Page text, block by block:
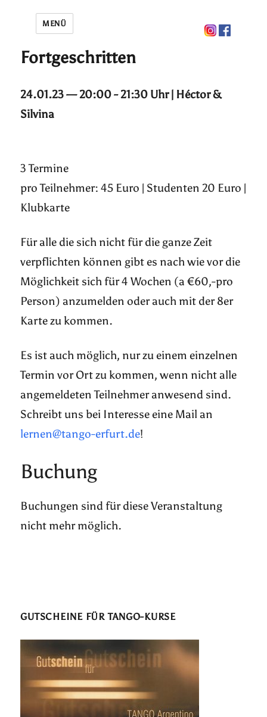
MENÜ
Fortgeschritten
24.01.23 — 20:00 - 21:30 Uhr | Héctor &
Silvina
3 Termine
pro Teilnehmer: 45 Euro | Studenten 20 Euro |
Klubkarte
Für alle die sich nicht für die ganze Zeit
verpflichten können gibt es nach wie vor die
Möglichkeit sich für 4 Wochen (a €60,-pro
Person) anzumelden oder auch mit der 8er
Karte zu kommen.
Es ist auch möglich, nur zu einem einzelnen
Termin vor Ort zu kommen, wenn nicht alle
angemeldeten Teilnehmer anwesend sind.
Schreibt uns bei Interesse eine Mail an
lernen@tango-erfurt.de!
Buchung
Buchungen sind für diese Veranstaltung
nicht mehr möglich.
GUTSCHEINE FÜR TANGO-KURSE